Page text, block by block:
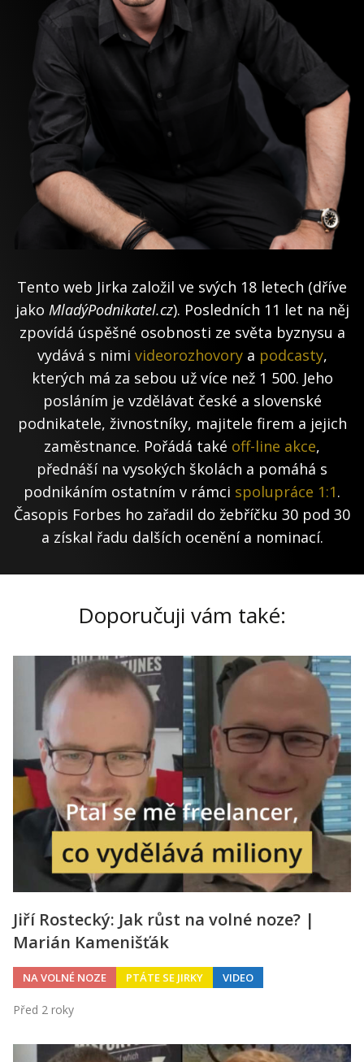
Tento web Jirka založil ve svých 18 letech (dříve
jako MladýPodnikatel.cz). Posledních 11 let na něj
zpovídá úspěšné osobnosti ze světa byznysu a
vydává s nimi videorozhovorya podcasty,
kterých má za sebou už více než 1 500. Jeho
posláním je vzdělávat české a slovenské
podnikatele, živnostníky, majitele firem a jejich
zaměstnance. Pořádá také off-line akce,
přednáší na vysokých školách a pomáhá s
podnikáním ostatním v rámci spolupráce 1:1.
Časopis Forbes ho zařadil do žebříčku 30 pod 30
a získal řadu dalších ocenění a nominací.
Doporučuji vám také:
Jiří Rostecký: Jak růst na volné noze? |
Marián Kamenišťák
NA VOLNÉ NOZE PTÁTE SE JIRKY VIDEO
Před 2 roky